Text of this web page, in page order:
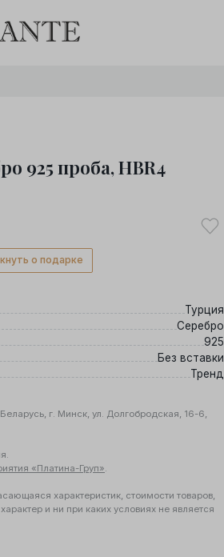
0 0
925 проба, HBR4
о подарке
Турция
Серебро
925
Без вставки
Тренд
г. Минск, ул. Долгобродская, 16-6,
«Платина-Груп».
характеристик, стоимости товаров,
и ни при каких условиях не является